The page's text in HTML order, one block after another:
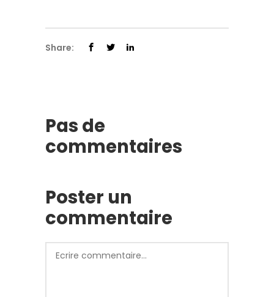
Share:
Pas de
commentaires
Poster un
commentaire